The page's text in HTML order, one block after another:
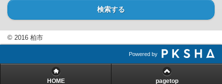
検索する
© 2016 柏市
Powered by
HOME pagetop